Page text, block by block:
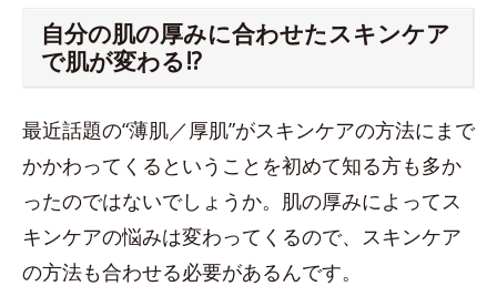
自分の肌の厚みに合わせたスキンケア
で肌が変わる!?
最近話題の“薄肌／厚肌”がスキンケアの方法にまで
かかわってくるということを初めて知る方も多か
ったのではないでしょうか。肌の厚みによってス
キンケアの悩みは変わってくるので、スキンケア
の方法も合わせる必要があるんです。